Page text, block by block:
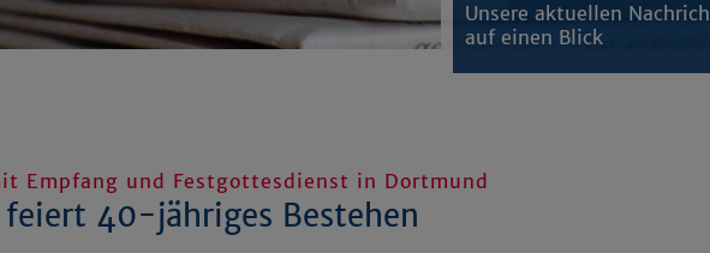
Unsere aktuellen
auf einen Blick
Empfang und Festgottesdienst in Dortmund
40-jähriges Bestehen